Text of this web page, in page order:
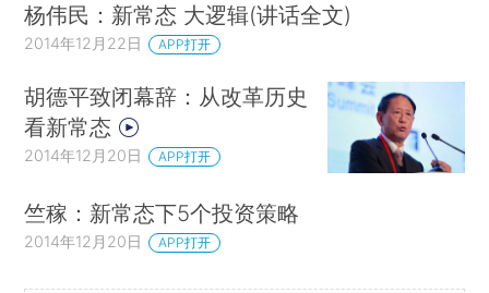
杨伟民：新常态 大逻辑(讲话全文)
2014年12月22日 APP打开
胡德平致闭幕辞：从改革历史
看新常态
2014年12月20日 APP打开
竺稼：新常态下5个投资策略
2014年12月20日 APP打开